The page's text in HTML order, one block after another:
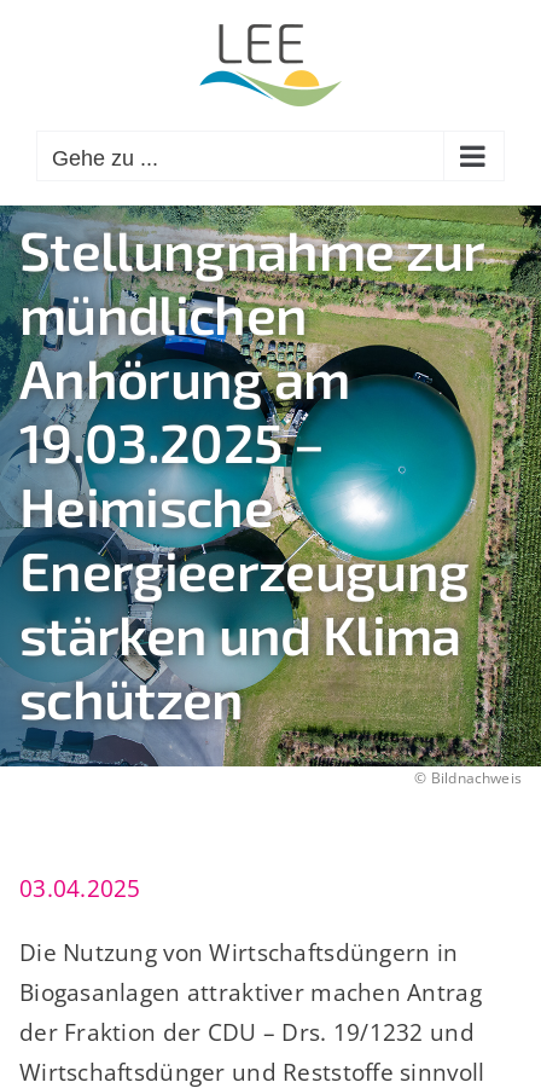
Gehe zu ...
Stellungnahme zur
mündlichen
Anhörung am
19.03.2025 –
Heimische
Energieerzeugung
stärken und Klima
schützen
© Bildnachweis
03.04.2025
Die Nutzung von Wirtschaftsdüngern in
Biogasanlagen attraktiver machen Antrag
der Fraktion der CDU – Drs. 19/1232 und
Wirtschaftsdünger und Reststoffe sinnvoll